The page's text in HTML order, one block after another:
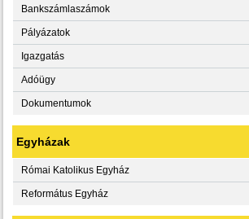
Bankszámlaszámok
Pályázatok
Igazgatás
Adóügy
Dokumentumok
Egyházak
Római Katolikus Egyház
Református Egyház